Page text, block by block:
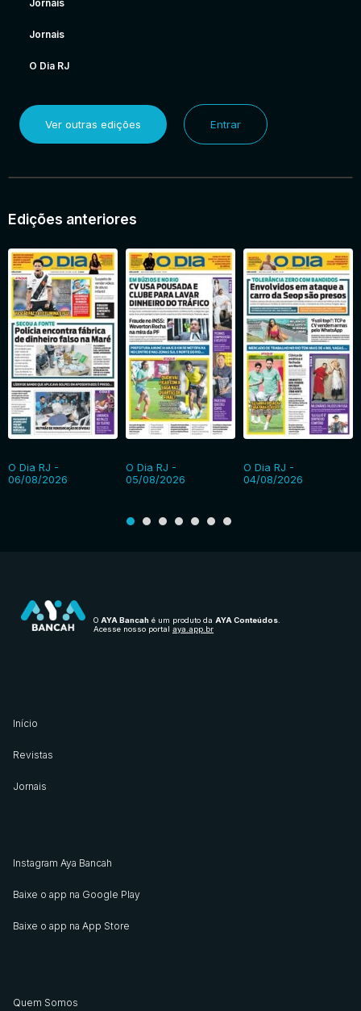
Jornais
Jornais
O Dia RJ
Ver outras edições Entrar
Edições anteriores
O Dia RJ -
06/08/2026
O Dia RJ -
05/08/2026
O Dia RJ -
04/08/2026
O AYA Bancah é um produto da AYA Conteúdos
Acesse nosso portal aya.app.br
Início
Revistas
Jornais
Instagram Aya Bancah
Baixe o app na Google Play
Baixe o app na App Store
Quem Somos